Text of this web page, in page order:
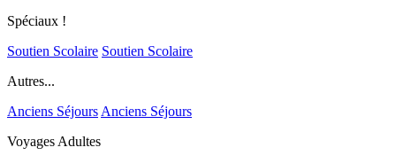
Spéciaux !
Soutien Scolaire Soutien Scolaire
Autres...
Anciens SéjoursAnciens Séjours
Voyages Adultes